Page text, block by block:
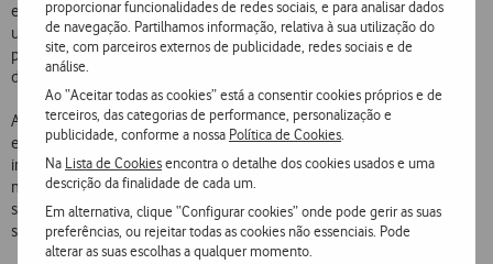
proporcionar funcionalidades de redes sociais, e para analisar dados
de navegação. Partilhamos informação, relativa à sua utilização do
site, com parceiros externos de publicidade, redes sociais e de
análise.
Ao “Aceitar todas as cookies” está a consentir cookies próprios e de
terceiros, das categorias de performance, personalização e
publicidade, conforme a nossa Política de Cookies
Na Lista de Cookiesencontra o detalhe dos cookies usados e uma
descrição da finalidade de cada um.
Em alternativa, clique “Configurar cookies” onde pode gerir as suas
preferências, ou rejeitar todas as cookies não essenciais. Pode
alterar as suas escolhas a qualquer momento.
estabelecimento automático de uma comunicação telefónica entre
um call center, programado previamente, e a viatura, de modo a
poder ser prestada a assistência adequada em função da gravidade
do sinistro.
A versão Base do Wireless SafeCar é comercializada, para frotas de
empresas, através de um pacote base com tudo incluído, sem
investimento inicial e uma mensalidade de 32,90 euros durante 24
meses. O pacote completo engloba os vários componentes da
solução: equipamento, licenças de utilização e volume de tráfego
suficiente para uma utilização normal da solução.